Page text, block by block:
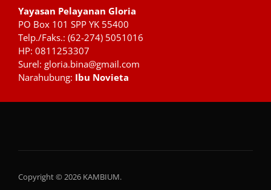
Yayasan Pelayanan Gloria
PO Box 101 SPP YK 55400
Telp./Faks.: (62-274) 5051016
HP: 0811253307
Surel: gloria.bina@gmail.com
Narahubung: Ibu Novieta
Copyright © 2026 KAMBIUM.